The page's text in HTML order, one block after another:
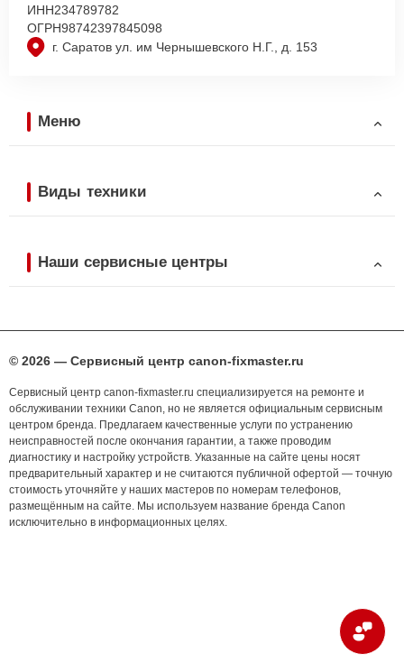
г. Саратов ул. им Чернышевского Н.Г., д. 153
ИНН234789782
ОГРН98742397845098
Меню
Виды техники
Наши сервисные центры
© 2026 — Сервисный центр canon-fixmaster.ru
Сервисный центр canon-fixmaster.ru специализируется на ремонте и
обслуживании техники Canon, но не является официальным сервисным
центром бренда. Предлагаем качественные услуги по устранению
неисправностей после окончания гарантии, а также проводим
диагностику и настройку устройств. Указанные на сайте цены носят
предварительный характер и не считаются публичной офертой — точную
стоимость уточняйте у наших мастеров по номерам телефонов,
размещённым на сайте. Мы используем название бренда Canon
исключительно в информационных целях.